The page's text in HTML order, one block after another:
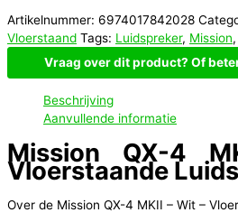
Artikelnummer: 6974017842028
Vloerstaand Tags: Luidspreker, Mission,
Vraag over dit product? Of
Beschrijving
Aanvullende informatie
Mission QX-4
Vloerstaande
Over de Mission QX-4 MKII – Wit –